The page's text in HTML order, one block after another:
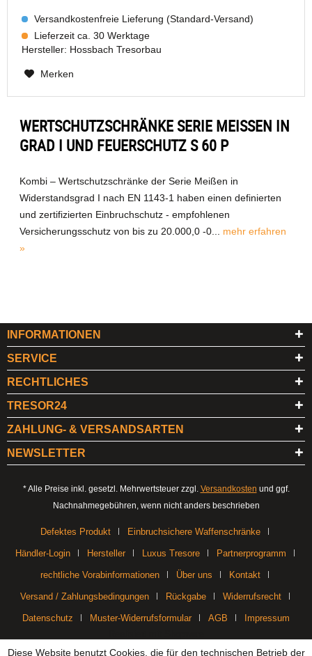
Versandkostenfreie Lieferung (Standard-Versand)
Lieferzeit ca. 30 Werktage
Hersteller: Hossbach Tresorbau
Merken
WERTSCHUTZSCHRÄNKE SERIE MEISSEN IN G
RAD I UND FEUERSCHUTZ S 60 P
Kombi – Wertschutzschränke der Serie Meißen in
Widerstandsgrad I nach EN 1143-1 haben einen definierten
und zertifizierten Einbruchschutz - empfohlenen
Versicherungsschutz von bis zu 20.000,0 -0... mehr erfahren
»
INFORMATIONEN
SERVICE
RECHTLICHES
TRESOR24
ZAHLUNG- & VERSANDSARTEN
NEWSLETTER
* Alle Preise inkl. gesetzl. Mehrwertsteuer zzgl. Versandkosten und ggf.
Nachnahmegebühren, wenn nicht anders beschrieben
Defektes Produkt Einbruchsichere Waffenschränke
Händler-Login Hersteller Luxus Tresore Partnerprogramm
rechtliche Vorabinformationen Über uns Kontakt
Versand / Zahlungsbedingungen Rückgabe Widerrufsrecht
Datenschutz Muster-Widerrufsformular AGB
Impressum
Diese Website benutzt Cookies, die für den technischen Betrieb der